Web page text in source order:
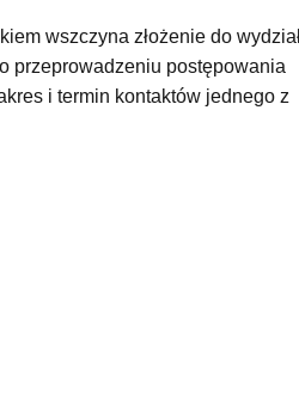
wszczyna złożenie do
przeprowadzeniu postępowania
i termin kontaktów jednego z